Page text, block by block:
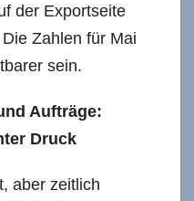
der Exportseite
Zahlen für Mai
sein.
Aufträge:
Druck
aber zeitlich